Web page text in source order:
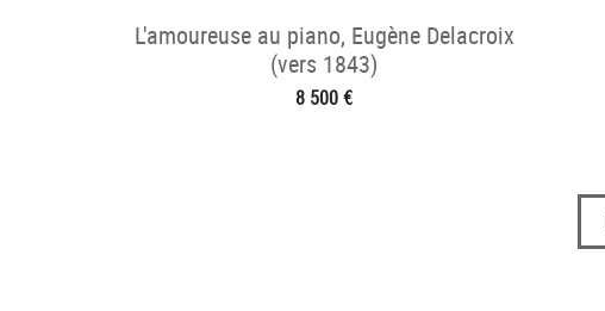
L'amoureuse au piano, Eugène Delacroix
(vers 1843)
8 500 €